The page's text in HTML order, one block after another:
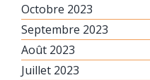
Octobre 2023
Septembre 2023
Août 2023
Juillet 2023